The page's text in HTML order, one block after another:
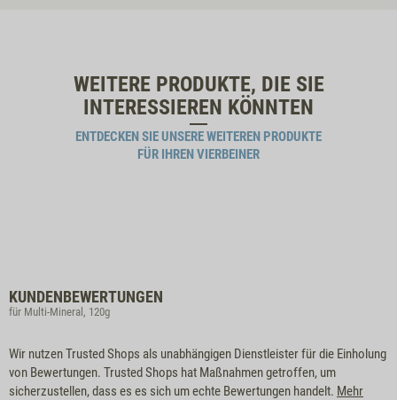
WEITERE PRODUKTE, DIE SIE
INTERESSIEREN KÖNNTEN
ENTDECKEN SIE UNSERE WEITEREN PRODUKTE
FÜR IHREN VIERBEINER
KUNDENBEWERTUNGEN
für Multi-Mineral, 120g
Wir nutzen Trusted Shops als unabhängigen Dienstleister für die Einholung
von Bewertungen. Trusted Shops hat Maßnahmen getroffen, um
sicherzustellen, dass es es sich um echte Bewertungen handelt. Mehr